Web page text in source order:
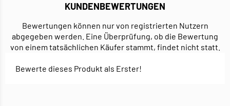
KUNDENBEWERTUNGEN
Bewertungen können nur von registrierten Nutzern
abgegeben werden. Eine Überprüfung, ob die Bewertung
von einem tatsächlichen Käufer stammt, findet nicht statt.
Bewerte dieses Produkt als Erster!